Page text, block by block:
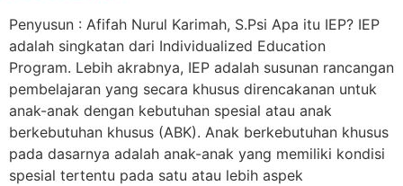
Penyusun : Afifah Nurul Karimah, S.Psi Apa itu IEP? IEP
adalah singkatan dari Individualized Education
Program. Lebih akrabnya, IEP adalah susunan rancangan
pembelajaran yang secara khusus direncakanan untuk
anak-anak dengan kebutuhan spesial atau anak
berkebutuhan khusus (ABK). Anak berkebutuhan khusus
pada dasarnya adalah anak-anak yang memiliki kondisi
spesial tertentu pada satu atau lebih aspek